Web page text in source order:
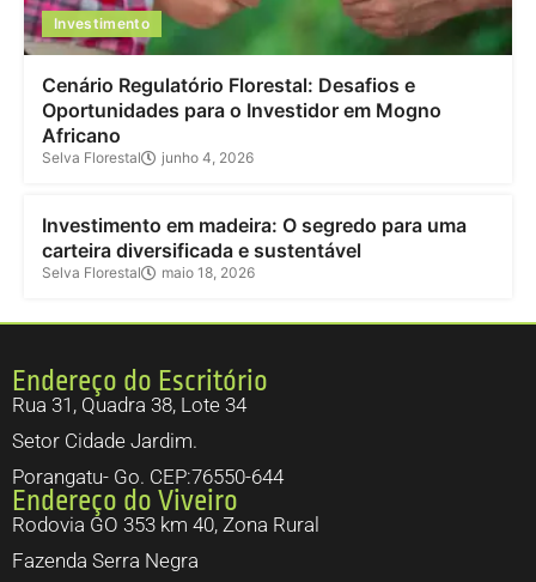
Investimento
Cenário Regulatório Florestal: Desafios e
Oportunidades para o Investidor em Mogno
Africano
Selva Florestal junho 4, 2026
Investimento
Investimento em madeira: O segredo para uma
carteira diversificada e sustentável
Selva Florestal maio 18, 2026
Endereço do Escritório
Rua 31, Quadra 38, Lote 34
Setor Cidade Jardim.
Porangatu- Go. CEP:76550-644
Endereço do Viveiro
Rodovia GO 353 km 40, Zona Rural
Fazenda Serra Negra